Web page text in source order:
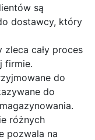
są
dostawcy, który
cały proces
firmie.
do
do
różnych
pozwala na